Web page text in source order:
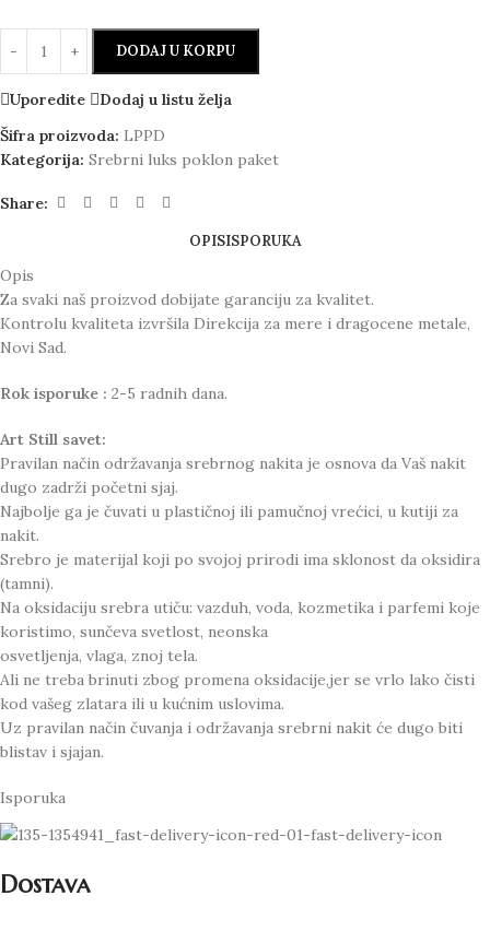
DODAJ U KORPU
Uporedite
Dodaj u listu želja
Šifra proizvoda: LPPD
Kategorija: Srebrni luks poklon paket
Share:
OPISISPORUKA
Opis
Za svaki naš proizvod dobijate garanciju za kvalitet.
Kontrolu kvaliteta izvršila Direkcija za mere i dragocene metale,
Novi Sad.
Rok isporuke : 2-5 radnih dana.
Art Still savet:
Pravilan način održavanja srebrnog nakita je osnova da Vaš nakit
dugo zadrži početni sjaj.
Najbolje ga je čuvati u plastičnoj ili pamučnoj vrećici, u kutiji za
nakit.
Srebro je materijal koji po svojoj prirodi ima sklonost da oksidira
(tamni).
Na oksidaciju srebra utiču: vazduh, voda, kozmetika i parfemi koje
koristimo, sunčeva svetlost, neonska
osvetljenja, vlaga, znoj tela.
Ali ne treba brinuti zbog promena oksidacije,jer se vrlo lako čisti
kod vašeg zlatara ili u kućnim uslovima.
Uz pravilan način čuvanja i održavanja srebrni nakit će dugo biti
blistav i sjajan.
Isporuka
Dostava